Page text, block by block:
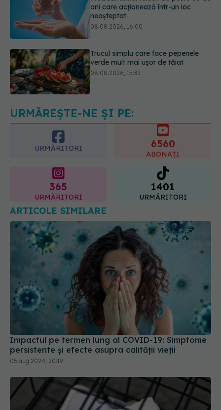
Trucul simplu care face pepenele
verde mult mai ușor de tăiat
Ce poți mânca și ce trebuie să eviți
dacă ai gastrită: exemplu de meniu
URMĂREȘTE-NE ȘI PE:
URMĂRITORI 6560
ABONAȚI
365
URMĂRITORI
1401
URMĂRITORI
ARTICOLE SIMILARE
Impactul pe termen lung al COVID-19: Simptome
persistente și efecte asupra calității vieții
05 aug 2024, 20:19